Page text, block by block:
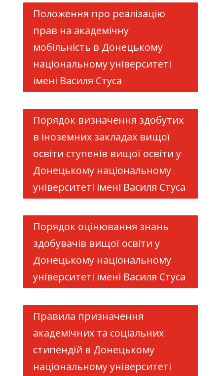
Положення про реалізацію
прав на академічну
мобільність в Донецькому
національному університеті
імені Василя Стуса
Порядок визначення здобутих
в іноземних закладах вищої
освіти ступенів вищої освіти у
Донецькому національному
університеті імені Василя Стуса
Порядок оцінювання знань
здобувачів вищої освіти у
Донецькому національному
університеті імені Василя Стуса
Правила призначення
академічних та соціальних
стипендій в Донецькому
національному університеті